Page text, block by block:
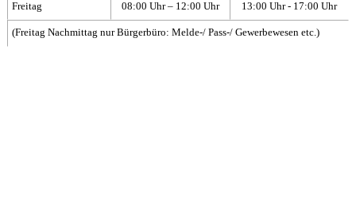
Freitag 08:00 Uhr – 12:00 Uhr 13:00 Uhr - 17:00 Uhr
(Freitag Nachmittag nur Bürgerbüro: Melde-/ Pass-/ Gewerbewesen etc.)